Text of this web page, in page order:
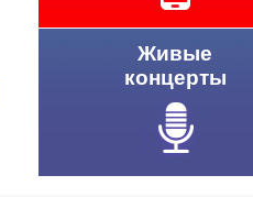
Живые
концерты